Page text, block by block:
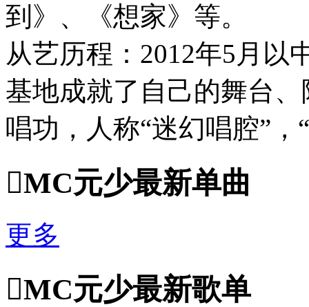
到》、《想家》等。
从艺历程：2012年5月以
基地成就了自己的舞台
唱功，人称“迷幻唱腔”，
MC元少最新单曲
更多
MC元少最新歌单